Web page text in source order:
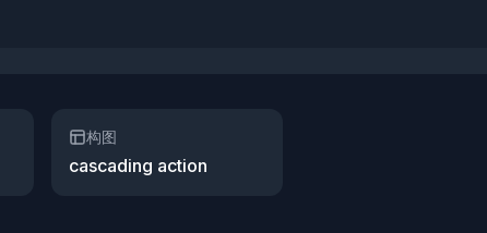
构图
cascading action